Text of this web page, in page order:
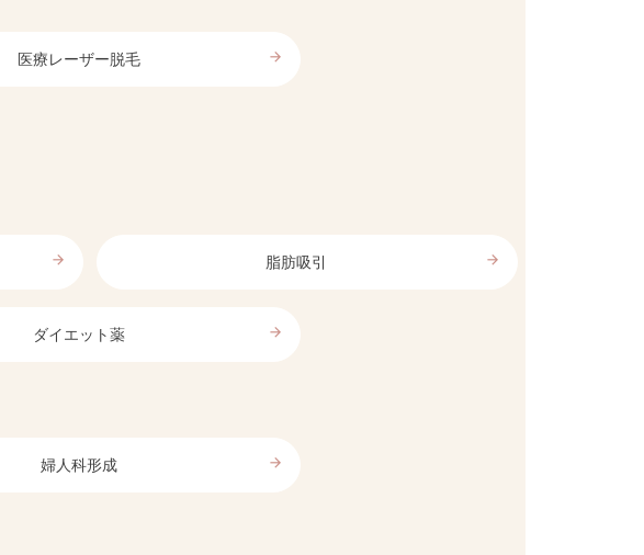
医療レーザー脱毛 arrow_forward
arrow_forward 脂肪吸引 arrow_forward
ダイエット薬 arrow_forward
婦人科形成 arrow_forward